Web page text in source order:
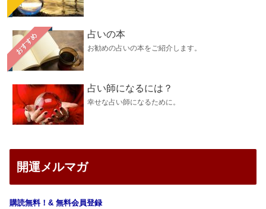
おすすめ 占いの本
お勧めの占いの本をご紹介します。
占い師になるには？
幸せな占い師になるために。
開運メルマガ
購読無料！& 無料会員登録